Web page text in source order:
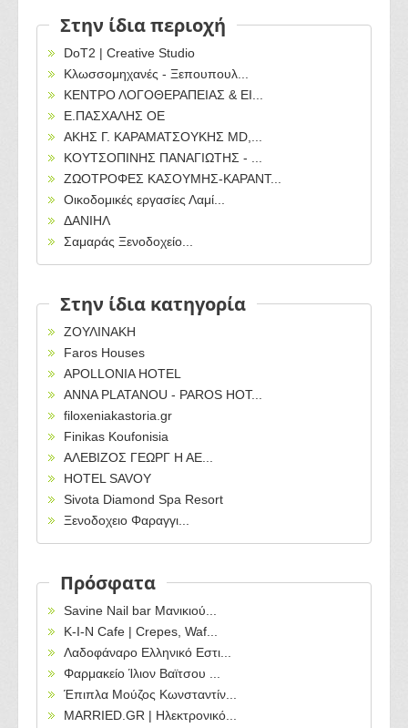
Στην ίδια περιοχή
DoT2 | Creative Studio
Κλωσσομηχανές - Ξεπουπουλ...
ΚΕΝΤΡΟ ΛΟΓΟΘΕΡΑΠΕΙΑΣ & ΕΙ...
Ε.ΠΑΣΧΑΛΗΣ ΟΕ
ΑΚΗΣ Γ. ΚΑΡΑΜΑΤΣΟΥΚΗΣ MD,...
ΚΟΥΤΣΟΠΙΝΗΣ ΠΑΝΑΓΙΩΤΗΣ - ...
ΖΩΟΤΡΟΦΕΣ ΚΑΣΟΥΜΗΣ-ΚΑΡΑΝΤ...
Οικοδομικές εργασίες Λαμί...
ΔΑΝΙΗΛ
Σαμαράς Ξενοδοχείο...
Στην ίδια κατηγορία
ΖΟΥΛΙΝΑΚΗ
Faros Houses
APOLLONIA HOTEL
ANNA PLATANOU - PAROS HOT...
filoxeniakastoria.gr
Finikas Koufonisia
ΑΛΕΒΙΖΟΣ ΓΕΩΡΓ Η ΑΕ...
HOTEL SAVOY
Sivota Diamond Spa Resort
Ξενοδοχειο Φαραγγι...
Πρόσφατα
Savine Nail bar Μανικιού...
Κ-Ι-Ν Cafe | Crepes, Waf...
Λαδοφάναρο Ελληνικό Εστι...
Φαρμακείο Ίλιον Βαϊτσου ...
Έπιπλα Μούζος Κωνσταντίν...
MARRIED.GR | Ηλεκτρονικό...